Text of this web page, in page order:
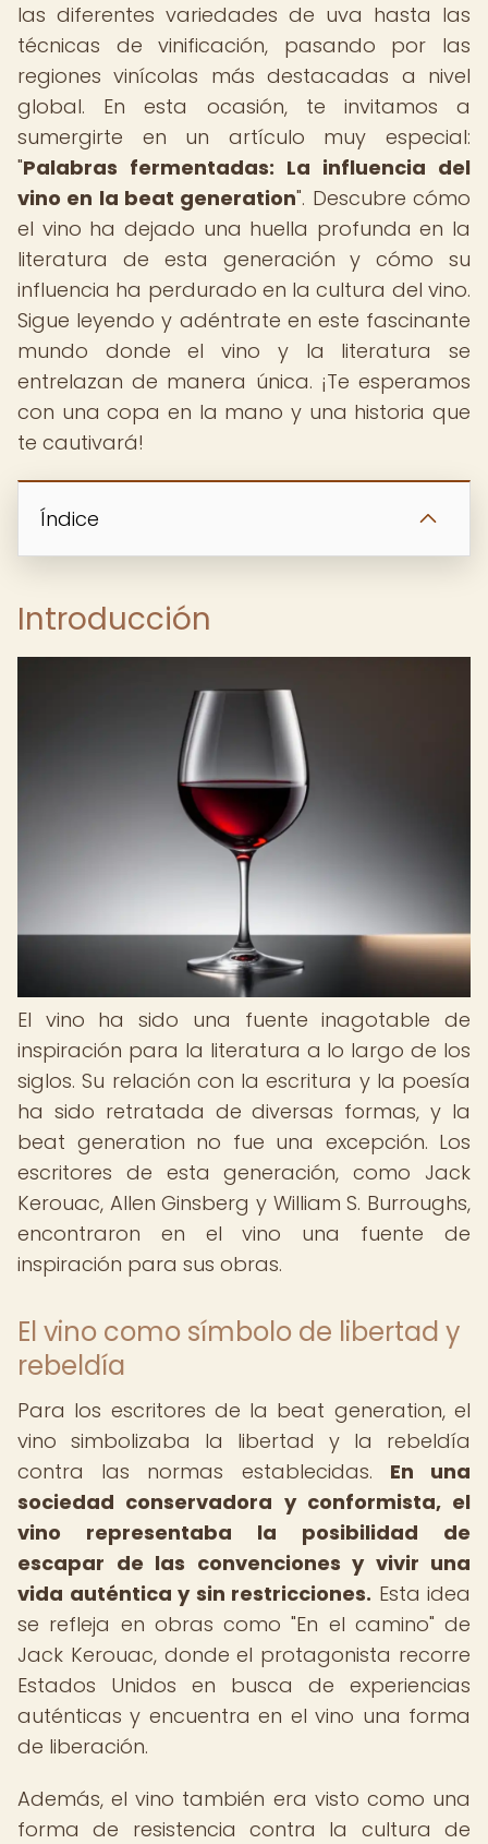
las diferentes variedades de uva hasta las
técnicas de vinificación, pasando por las
regiones vinícolas más destacadas a nivel
global. En esta ocasión, te invitamos a
sumergirte en un artículo muy especial:
"Palabras fermentadas: La influencia del
vino en la beat generation". Descubre cómo
el vino ha dejado una huella profunda en la
literatura de esta generación y cómo su
influencia ha perdurado en la cultura del vino.
Sigue leyendo y adéntrate en este fascinante
mundo donde el vino y la literatura se
entrelazan de manera única. ¡Te esperamos
con una copa en la mano y una historia que
te cautivará!
Índice
Introducción
El vino ha sido una fuente inagotable de
inspiración para la literatura a lo largo de los
siglos. Su relación con la escritura y la poesía
ha sido retratada de diversas formas, y la
beat generation no fue una excepción. Los
escritores de esta generación, como Jack
Kerouac, Allen Ginsberg y William S. Burroughs,
encontraron en el vino una fuente de
inspiración para sus obras.
El vino como símbolo de libertad y
rebeldía
Para los escritores de la beat generation, el
vino simbolizaba la libertad y la rebeldía
contra las normas establecidas. En una
sociedad conservadora y conformista, el
vino representaba la posibilidad de
escapar de las convenciones y vivir una
vida auténtica y sin restricciones. Esta idea
se refleja en obras como "En el camino" de
Jack Kerouac, donde el protagonista recorre
Estados Unidos en busca de experiencias
auténticas y encuentra en el vino una forma
de liberación.
Además, el vino también era visto como una
forma de resistencia contra la cultura de